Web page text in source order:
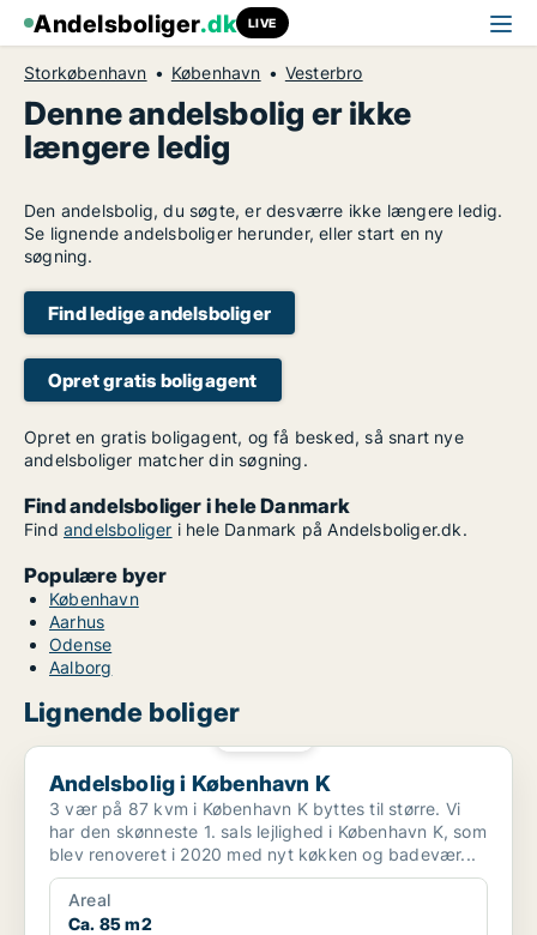
Andelsboliger.dk LIVE
Storkøbenhavn København Vesterbro
Denne andelsbolig er ikke
længere ledig
Den andelsbolig, du søgte, er desværre ikke længere ledig.
Se lignende andelsboliger herunder, eller start en ny
søgning.
Find ledige andelsboliger
Opret gratis boligagent
Opret en gratis boligagent, og få besked, så snart nye
andelsboliger matcher din søgning.
Find andelsboliger i hele Danmark
Find andelsboliger i hele Danmark på Andelsboliger.dk.
Populære byer
København
Aarhus
Odense
Aalborg
Lignende boliger
Andelsbolig i København K
Andelsbolig i København K
3 vær på 87 kvm i København K byttes til større. Vi
har den skønneste 1. sals lejlighed i København K, som
blev renoveret i 2020 med nyt køkken og badevær...
Areal
Ca. 85 m2